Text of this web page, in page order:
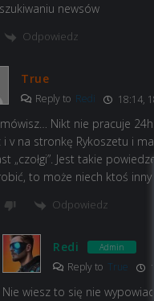
newsów
Odpowiedz
True
Reply to Redi 18:14,
Nikt nie pracuje
i v na stronkę Rykoszetu i
„czołgi”. Jest takie
to może niech ktoś inny
Odpowiedz
Redi Admin
Reply to True
Nie wiesz to się nie